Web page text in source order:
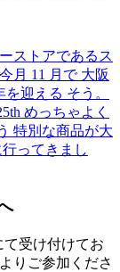
ストアであるス
月 11 月で 大阪
迎える そう。
めっちゃよく
特別な商品が大
ってきまし
て受け付けてお
りご参加くださ